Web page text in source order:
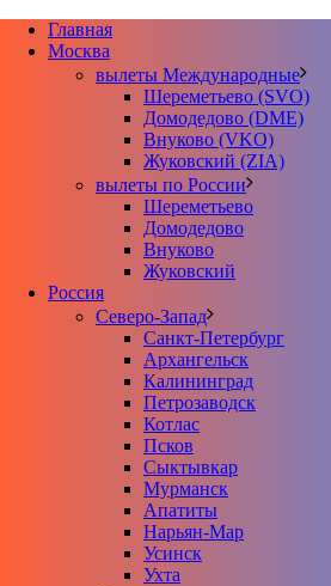
Главная
Москва
вылеты Международные
Шереметьево (SVO)
Домодедово (DME)
Внуково (VKO)
Жуковский (ZIA)
вылеты по России
Шереметьево
Домодедово
Внуково
Жуковский
Россия
Северо-Запад
Санкт-Петербург
Архангельск
Калининград
Петрозаводск
Котлас
Псков
Сыктывкар
Мурманск
Апатиты
Нарьян-Мар
Усинск
Ухта